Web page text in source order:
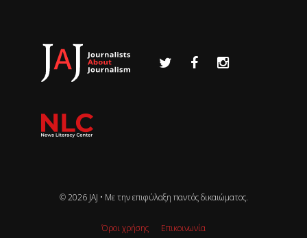
© 2026 JAJ • Mε την επιφύλαξη παντός δικαιώματος.
Όροι χρήσης Επικοινωνία